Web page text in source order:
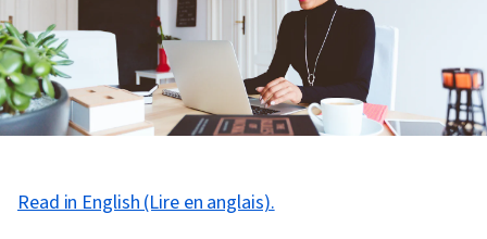
Read in English (Lire en anglais).